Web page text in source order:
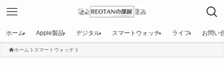
ホーム Apple製品 デジタル スマートウォッチ ライフ お問い
ホーム スマートウォッチ